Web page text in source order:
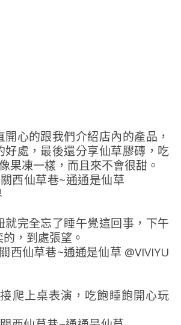
心的跟我們介紹店內的產品，
好處，最後還分享仙草膠磚，吃
果凍一樣，而且來不會很甜。
就完全忘了睡午覺這回事，下午
，到處張望。
爬上桌表演，吃飽睡飽開心玩